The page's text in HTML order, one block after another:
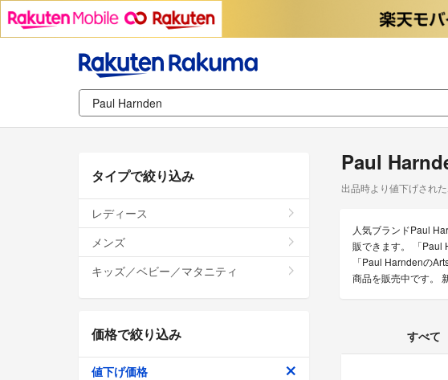
Paul
出品時より値下げされ
人気ブランドPaul
販できます。 「Paul
「Paul Harndenの
商品を販売中です。
すべて
タイプで絞り込み
レディース
メンズ
キッズ／ベビー／マタニティ
価格で絞り込み
値下げ価格